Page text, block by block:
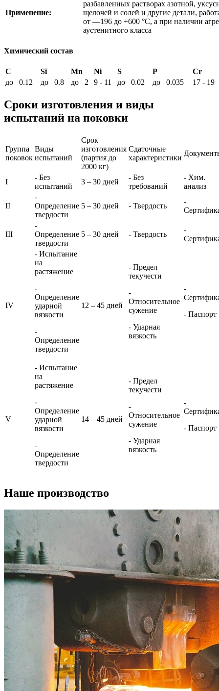
Применение:
разбавленных растворах азотной,
щелочей и солей и другие детали,
от —196 до +600 °С, а при наличии
аустенитного класса
Химический состав
C Si Mn Ni S P
Cr
до 0.12
до 0.8 до 2 9 - 11 до 0.02 до 0.035 17 - 19
Сроки изготовления и виды
испытаний на поковки
Группа
поковок
Виды
испытаний
Срок
изготовления
(партия до
2000 кг)
Сдаточные
характеристики
I
- Без
испытаний
3 – 30 дней
- Без
требований
- Хим.
анализ
II
-
Определение
твердости
5 – 30 дней - Твердость
-
III
-
Определение
твердости
5 – 30 дней - Твердость
-
IV
- Испытание
на
растяжение
-
Определение
ударной
вязкости
-
Определение
твердости
12 – 45 дней
- Предел
текучести
-
Относительное
сужение
- Ударная
вязкость
-
- Паспорт
V
- Испытание
на
растяжение
-
Определение
ударной
вязкости
-
Определение
твердости
14 – 45 дней
- Предел
текучести
-
Относительное
сужение
- Ударная
вязкость
-
- Паспорт
Наше производство